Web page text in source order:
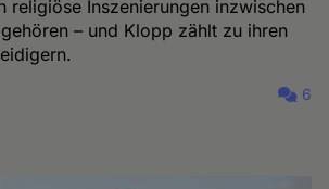
religiöse Inszenierungen inzwischen
– und Klopp zählt zu ihren
6